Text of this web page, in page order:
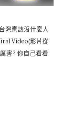
灣應該沒什麼人
Video(影片從
害? 你自己看看